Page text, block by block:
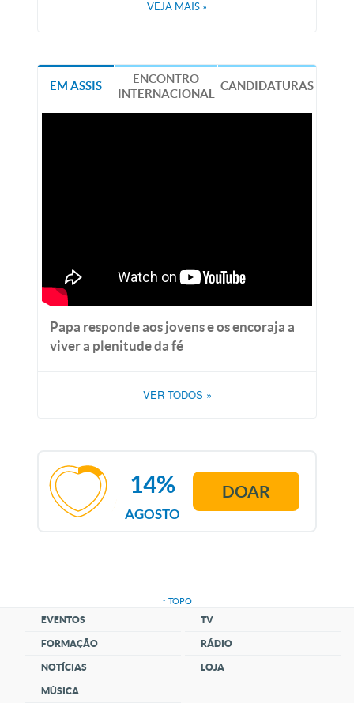
VEJA MAIS »
EM ASSIS
ENCONTRO
INTERNACIONAL
CANDIDATURAS
Papa responde aos jovens e os encoraja a
viver a plenitude da fé
VER TODOS »
AGOSTO
14% DOAR
↑ TOPO
EVENTOS
FORMAÇÃO
NOTÍCIAS
MÚSICA
TV
RÁDIO
LOJA